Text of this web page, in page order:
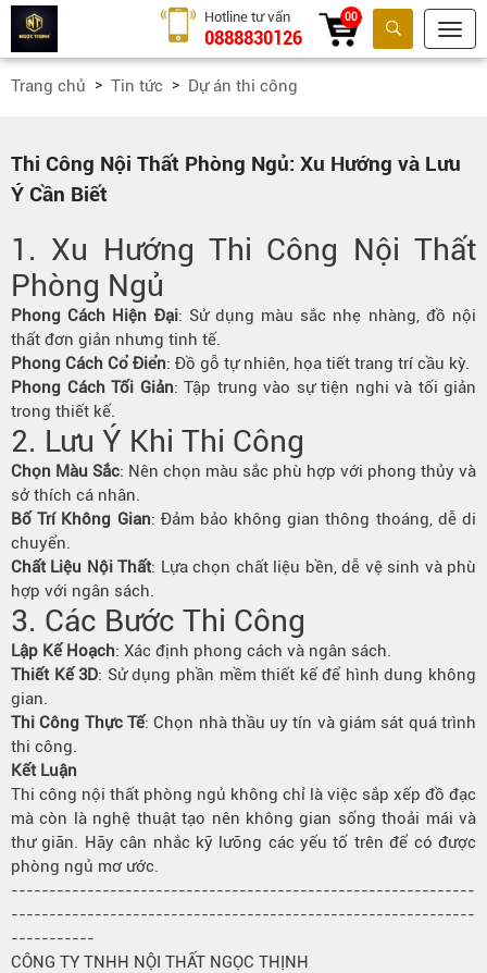
Tìm kiếm
Hotline tư vấn
0888830126
00
Trang chủ Tin tức Dự án thi công
Thi Công Nội Thất Phòng Ngủ: Xu Hướng và Lưu
Ý Cần Biết
1. Xu Hướng Thi Công Nội Thất
Phòng Ngủ
Phong Cách Hiện Đại: Sử dụng màu sắc nhẹ nhàng, đồ nội
thất đơn giản nhưng tinh tế.
Phong Cách Cổ Điển: Đồ gỗ tự nhiên, họa tiết trang trí cầu kỳ.
Phong Cách Tối Giản: Tập trung vào sự tiện nghi và tối giản
trong thiết kế.
2. Lưu Ý Khi Thi Công
Chọn Màu Sắc: Nên chọn màu sắc phù hợp với phong thủy và
sở thích cá nhân.
Bố Trí Không Gian: Đảm bảo không gian thông thoáng, dễ di
chuyển.
Chất Liệu Nội Thất: Lựa chọn chất liệu bền, dễ vệ sinh và phù
hợp với ngân sách.
3. Các Bước Thi Công
Lập Kế Hoạch: Xác định phong cách và ngân sách.
Thiết Kế 3D: Sử dụng phần mềm thiết kế để hình dung không
gian.
Thi Công Thực Tế: Chọn nhà thầu uy tín và giám sát quá trình
thi công.
Kết Luận
Thi công nội thất phòng ngủ không chỉ là việc sắp xếp đồ đạc
mà còn là nghệ thuật tạo nên không gian sống thoải mái và
thư giãn. Hãy cân nhắc kỹ lưỡng các yếu tố trên để có được
phòng ngủ mơ ước.
-------------------------------------------------------------
-------------------------------------------------------------
-----------
CÔNG TY TNHH NỘI THẤT NGỌC THỊNH